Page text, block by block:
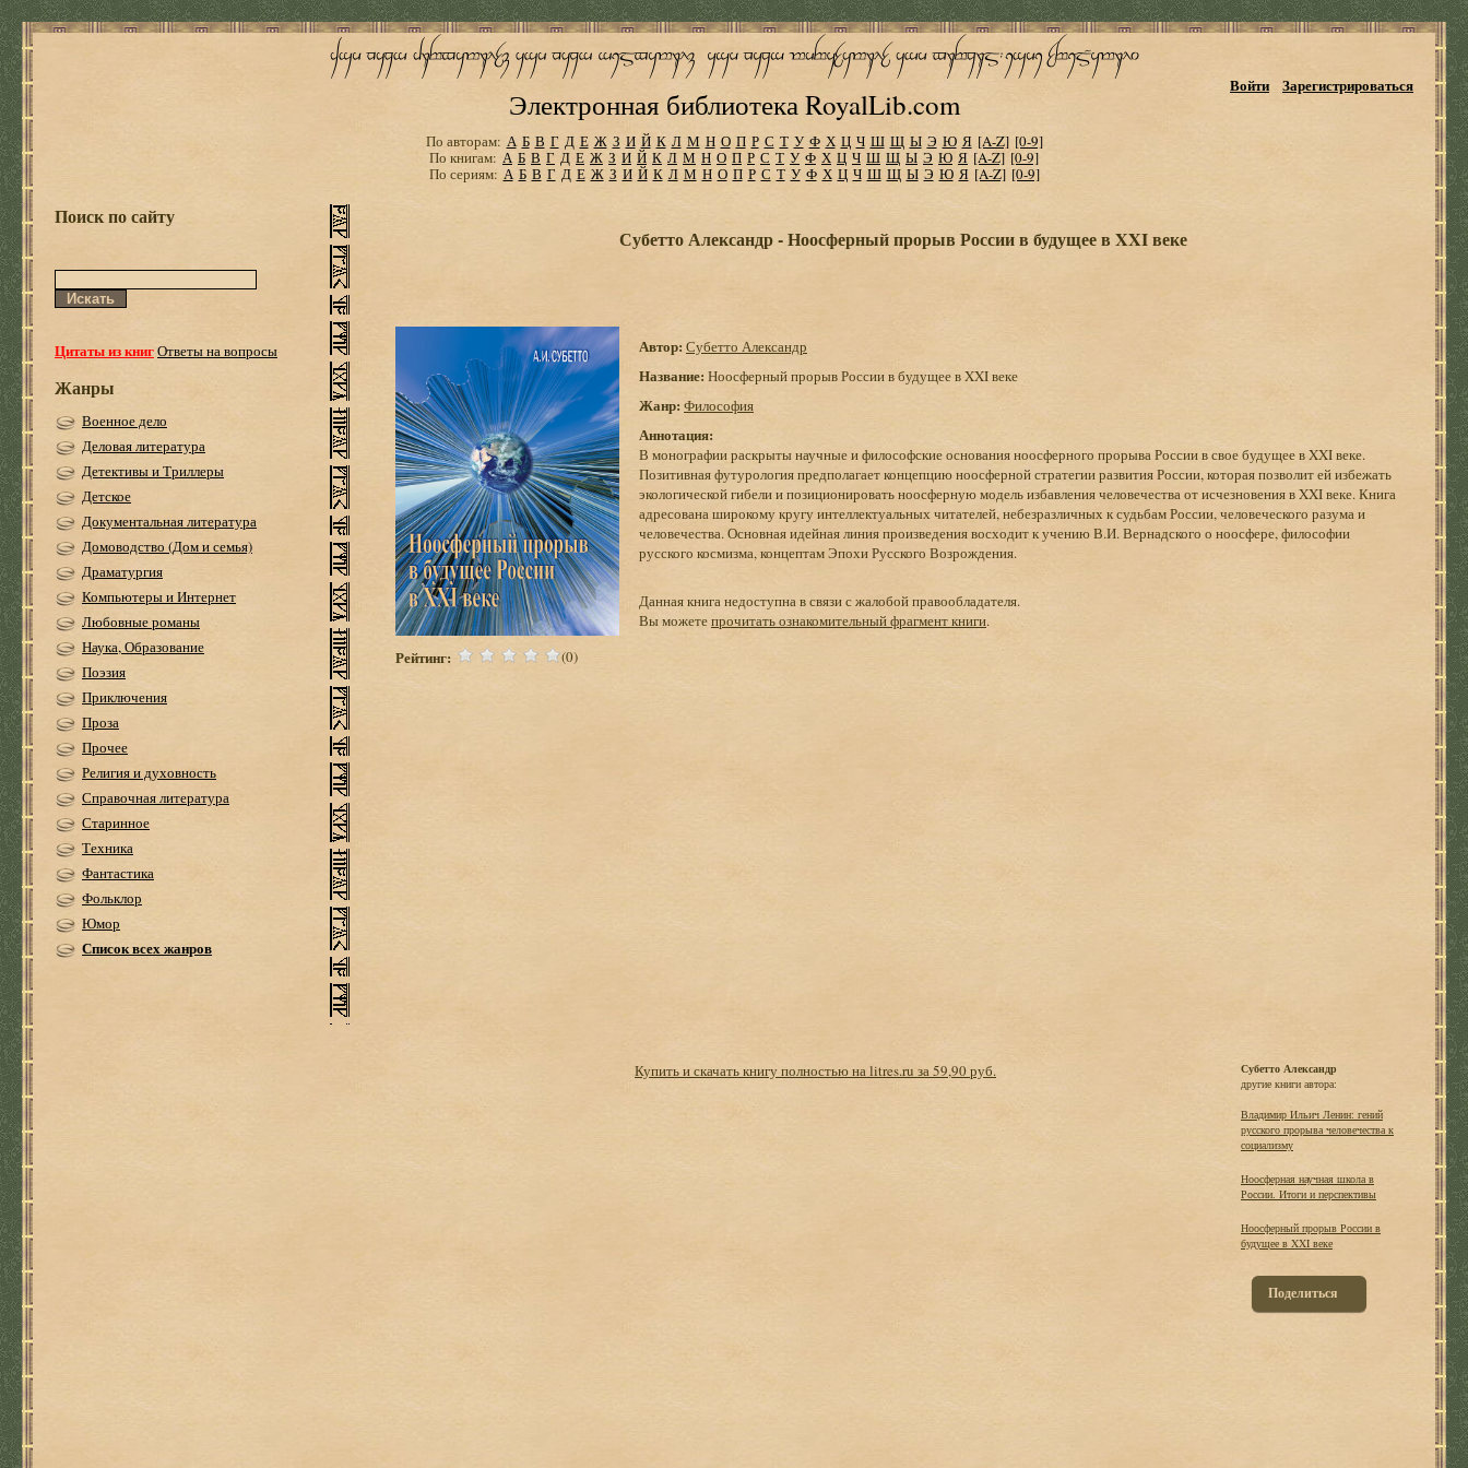
Электронная библиотека RoyalLib.com
Войти Зарегистрироваться
По авторам: А Б В Г Д Е Ж З И Й К Л М Н О П Р С Т У Ф Х Ц Ч Ш Щ Ы Э Ю Я [A-Z] [0-9]
По книгам: А Б В Г Д Е Ж З И Й К Л М Н О П Р С Т У Ф Х Ц Ч Ш Щ Ы Э Ю Я [A-Z] [0-9]
По сериям: А Б В Г Д Е Ж З И Й К Л М Н О П Р С Т У Ф Х Ц Ч Ш Щ Ы Э Ю Я [A-Z] [0-9]
Поиск по сайту
Цитаты из книгОтветы на вопросы
Жанры
Военное дело
Деловая литература
Детективы и Триллеры
Детское
Документальная литература
Домоводство (Дом и семья)
Драматургия
Компьютеры и Интернет
Любовные романы
Наука, Образование
Поэзия
Приключения
Проза
Прочее
Религия и духовность
Справочная литература
Старинное
Техника
Фантастика
Фольклор
Юмор
Список всех жанров
Субетто Александр - Ноосферный прорыв России в будущее в XXI веке
Рейтинг: (0)
Автор: Субетто Александр
Название: Ноосферный прорыв России в будущее в XXI веке
Жанр: Философия
Аннотация:
В монографии раскрыты научные и философские основания ноосферного прорыва России в свое будущее в XXI веке.
Позитивная футурология предполагает концепцию ноосферной стратегии развития России, которая позволит ей избежать
экологической гибели и позиционировать ноосферную модель избавления человечества от исчезновения в XXI веке. Книга
адресована широкому кругу интеллектуальных читателей, небезразличных к судьбам России, человеческого разума и
человечества. Основная идейная линия произведения восходит к учению В.И. Вернадского о ноосфере, философии
русского космизма, концептам Эпохи Русского Возрождения.
Данная книга недоступна в связи с жалобой правообладателя.
Вы можетепрочитать ознакомительный фрагмент книги.
Купить и скачать книгу полностью на litres.ru за 59,90 руб.
Субетто Александр
другие книги автора:
Владимир Ильич Ленин: гений
русского прорыва человечества к
социализму
Ноосферная научная школа в
России. Итоги и перспективы
Ноосферный прорыв России в
будущее в XXI веке
Поделиться